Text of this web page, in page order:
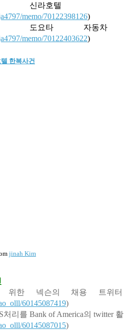
라호텔 한
memo/70122398126)
도요타 자동차 급
memo/70122403622)
한복사건
jinah Kim
위한 넥슨의 채용 트위
60145087419)
리를 Bank of America의 twitter
60145087015)